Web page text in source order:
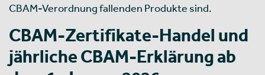
CBAM-Verordnung fallenden Produkte sind.
CBAM-Zertifikate-Handel und
jährliche CBAM-Erklärung ab